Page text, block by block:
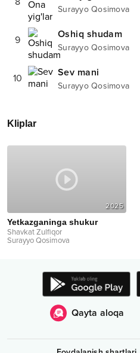
Surayyo Qosimova
9 Oshiq shudam
Surayyo Qosimova
10 Sev mani
Surayyo Qosimova
Kliplar
2025
Yetkazganinga shukur
Shavkat Zulfiqor
Surayyo Qosimova
Qayta aloqa